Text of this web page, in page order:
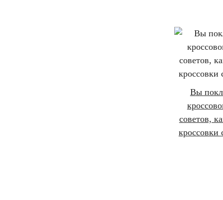
Вы
советов,
кроссовки